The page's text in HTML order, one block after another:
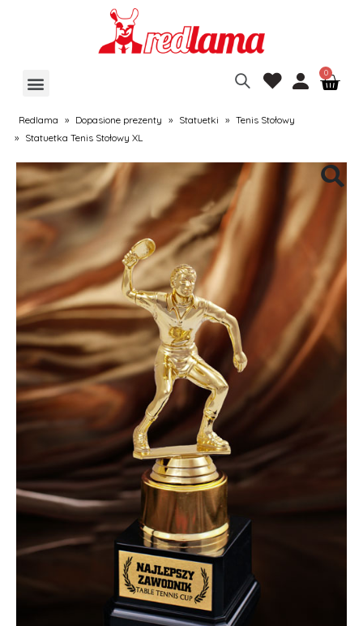
Redlama » Dopasione prezenty » Statuetki » Tenis Stołowy
» Statuetka Tenis Stołowy XL